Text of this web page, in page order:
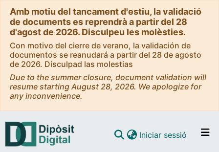
Amb motiu del tancament d'estiu, la validació
de documents es reprendrà a partir del 28
d'agost de 2026. Disculpeu les molèsties.
Con motivo del cierre de verano, la validación de
documentos se reanudará a partir del 28 de agosto
de 2026. Disculpad las molestias
Due to the summer closure, document validation will
resume starting August 28, 2026. We apologize for
any inconvenience.
Iniciar sessió (current)